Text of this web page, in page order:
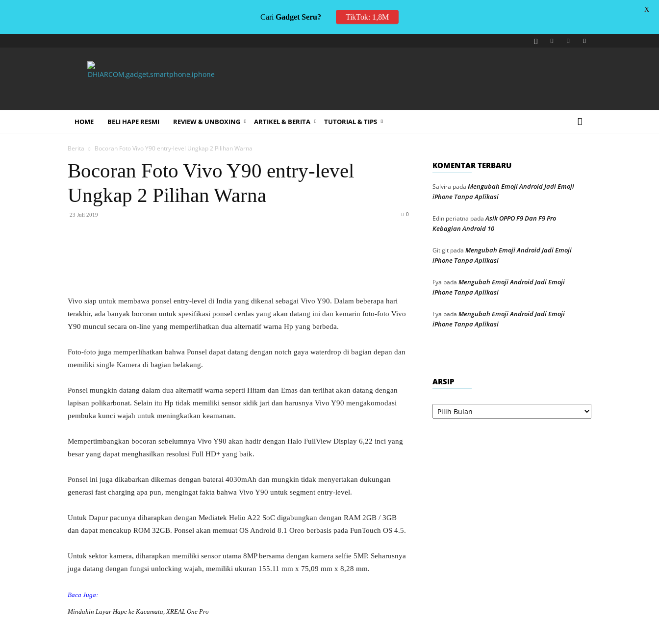
HOME BELI HAPE RESMI REVIEW & UNBOXING ARTIKEL & BERITA TUTORIAL & TIPS
Berita Bocoran Foto Vivo Y90 entry-level Ungkap 2 Pilihan Warna
Bocoran Foto Vivo Y90 entry-level
Ungkap 2 Pilihan Warna
23 Juli 2019 0
Vivo siap untuk membawa ponsel entry-level di India yang dikenal sebagai Vivo Y90. Dalam beberapa hari
terakhir, ada banyak bocoran untuk spesifikasi ponsel cerdas yang akan datang ini dan kemarin foto-foto Vivo
Y90 muncul secara on-line yang memperlihatkan dua alternatif warna Hp yang berbeda.
Foto-foto juga memperlihatkan bahwa Ponsel dapat datang dengan notch gaya waterdrop di bagian depan dan
memiliki single Kamera di bagian belakang.
Ponsel mungkin datang dalam dua alternatif warna seperti Hitam dan Emas dan terlihat akan datang dengan
lapisan polikarbonat. Selain itu Hp tidak memiliki sensor sidik jari dan harusnya Vivo Y90 mengakomodasi
pembuka kunci wajah untuk meningkatkan keamanan.
Mempertimbangkan bocoran sebelumnya Vivo Y90 akan hadir dengan Halo FullView Display 6,22 inci yang
besar yang dapat menghasilkan resolusi Full HD+ yang baik.
Ponsel ini juga dikabarkan dikemas dengan baterai 4030mAh dan mungkin tidak menyertakan dukungan
generasi fast charging apa pun, mengingat fakta bahwa Vivo Y90 untuk segment entry-level.
Untuk Dapur pacunya diharapkan dengan Mediatek Helio A22 SoC digabungkan dengan RAM 2GB / 3GB
dan dapat mencakup ROM 32GB. Ponsel akan memuat OS Android 8.1 Oreo berbasis pada FunTouch OS 4.5.
Untuk sektor kamera, diharapkan memiliki sensor utama 8MP bersama dengan kamera selfie 5MP. Seharusnya
juga datang dengan fungsi unlocking wajah, memiliki ukuran 155.11 mm x 75,09 mm x 8,28 mm.
Baca Juga:
Mindahin Layar Hape ke Kacamata, XREAL One Pro
KOMENTAR TERBARU
Salvira pada Mengubah Emoji Android Jadi Emoji
iPhone Tanpa Aplikasi
Edin periatna padaAsik OPPO F9 Dan F9 Pro
Kebagian Android 10
Git git pada Mengubah Emoji Android Jadi Emoji
iPhone Tanpa Aplikasi
Fya pada Mengubah Emoji Android Jadi Emoji
iPhone Tanpa Aplikasi
Fya pada Mengubah Emoji Android Jadi Emoji
iPhone Tanpa Aplikasi
ARSIP
Arsip
Cari Gadget Seru? TikTok: 1,8M
X